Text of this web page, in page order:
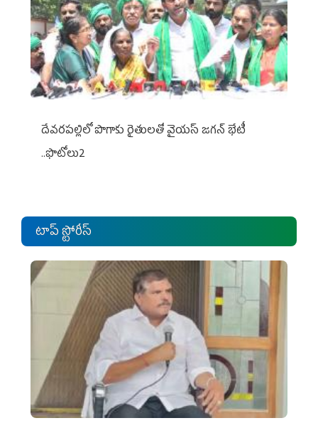
దేవరపల్లిలో పొగాకు రైతులతో వైయస్ జగన్ భేటీ
..ఫొటోలు2
టాప్ స్టోరీస్